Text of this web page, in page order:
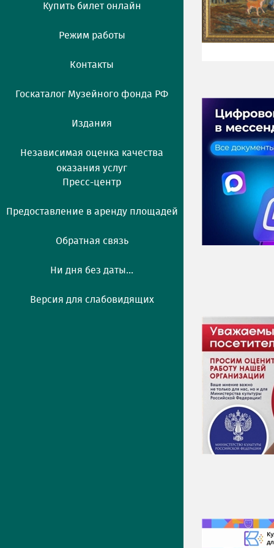
Купить билет онлайн
Режим работы
Контакты
Госкаталог Музейного фонда РФ
Издания
Независимая оценка качества
оказания услуг
Пресс-центр
Предоставление в аренду площадей
Обратная связь
Ни дня без даты...
Версия для слабовидящих